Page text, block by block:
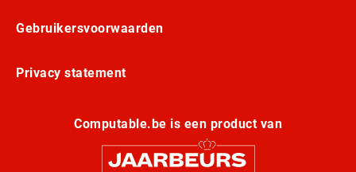
Gebruikersvoorwaarden
Privacy statement
Computable.be is een product van